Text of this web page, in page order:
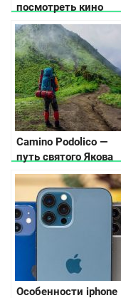
посмотреть кино
под открытым
небом в Киеве
Camino Podolico —
путь святого Якова
Особенности iphone